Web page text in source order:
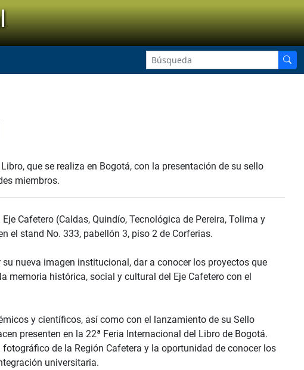
que se realiza en Bogotá, con la presentación de su sello
miembros.
Cafetero (Caldas, Quindío, Tecnológica de Pereira, Tolima y
el stand No. 333, pabellón 3, piso 2 de Corferias.
nueva imagen institucional, dar a conocer los proyectos que
memoria histórica, social y cultural del Eje Cafetero con el
y científicos, así como con el lanzamiento de su Sello
presenten en la 22ª Feria Internacional del Libro de Bogotá.
de la Región Cafetera y la oportunidad de conocer los
universitaria.